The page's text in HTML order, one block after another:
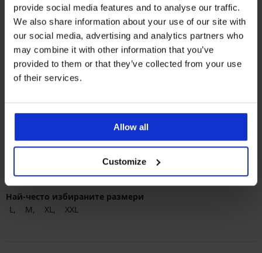
provide social media features and to analyse our traffic.
We also share information about your use of our site with
our social media, advertising and analytics partners who
may combine it with other information that you’ve
provided to them or that they’ve collected from your use
of their services.
Allow all
Customize
Най-популярните марки
Ysabel Mora
Най-често избираните цветове
сиво
Най-често избираните размери
L
M XL XXL